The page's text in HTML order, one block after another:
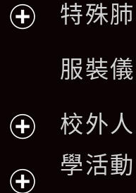
開
單
選
單
特殊
服裝
校外
學活